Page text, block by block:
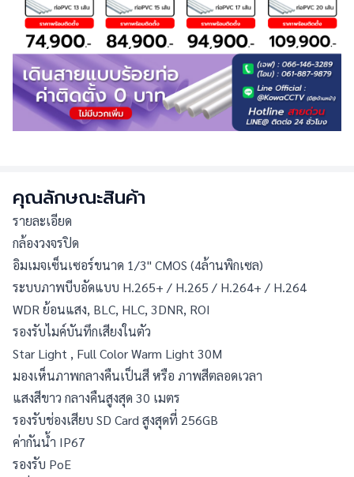
คุณลักษณะสินค้า
รายละเอียด
กล้องวงจรปิด
อิมเมจเซ็นเซอร์ขนาด 1/3" CMOS (4ล้านพิกเซล)
ระบบภาพบีบอัดแบบ H.265+ / H.265 / H.264+ / H.264
WDR ย้อนแสง, BLC, HLC, 3DNR, ROI
รองรับไมค์บันทึกเสียงในตัว
Star Light , Full Color Warm Light 30M
มองเห็นภาพกลางคืนเป็นสี หรือ ภาพสีตลอดเวลา
แสงสีขาว กลางคืนสูงสุด 30 เมตร
รองรับช่องเสียบ SD Card สูงสุดที่ 256GB
ค่ากันน้ำ IP67
รองรับ PoE